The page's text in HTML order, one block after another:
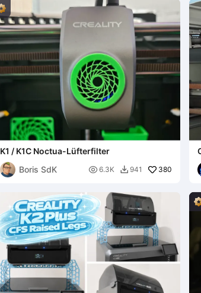
K1 / K1C Noctua-Lüfterfilter
Boris SdK
 6.3K  941 380